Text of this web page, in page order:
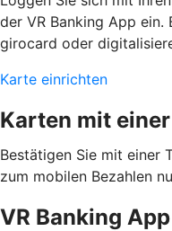
der VR Banking App ein.
girocard oder
Karte einrichten
Karten mit
Bestätigen Sie mit einer
zum mobilen Bezahlen
VR Banking